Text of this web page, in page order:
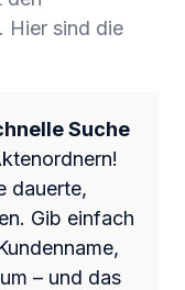
Hier sind die
Suche
dauerte,
Gib einfach
– und das